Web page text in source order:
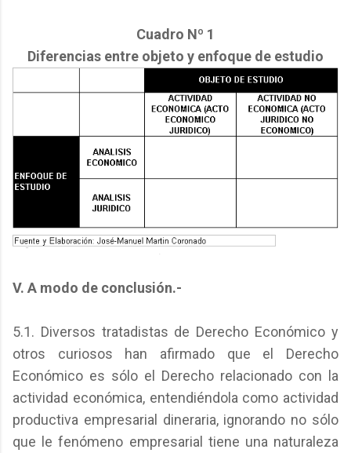
Cuadro Nº 1
Diferencias entre objeto y enfoque de estudio
V. A modo de conclusión.-
5.1. Diversos tratadistas de Derecho Económico y
otros curiosos han afirmado que el Derecho
Económico es sólo el Derecho relacionado con la
actividad económica, entendiéndola como actividad
productiva empresarial dineraria, ignorando no sólo
que le fenómeno empresarial tiene una naturaleza